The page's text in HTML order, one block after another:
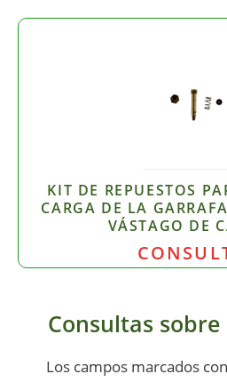
KIT DE REPUESTOS
CARGA DE LA
VÁSTAGO DE
Consultas
Los campos marcados con